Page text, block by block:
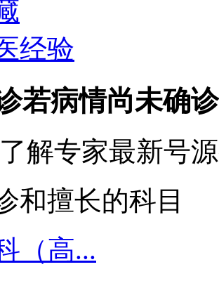
经验
若病情尚未确
解专家最新号
和擅长的科目
（高...